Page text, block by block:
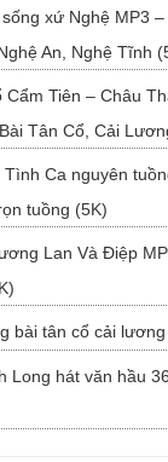
xứ Nghệ MP3
An, Nghệ Tĩnh
Cẩm Tiên – Châu
Tân Cổ, Cải
Tình Ca nguyên
tuồng (5K)
Lan Và Điệp
bài tân cổ cải
Long hát văn hầu